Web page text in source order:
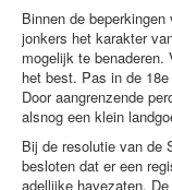
Binnen de
jonkers het karakter
mogelijk te benaderen.
het best. Pas in de
Door aangrenzende
alsnog een klein
Bij de resolutie van de
besloten dat er een
adellijke havezaten.